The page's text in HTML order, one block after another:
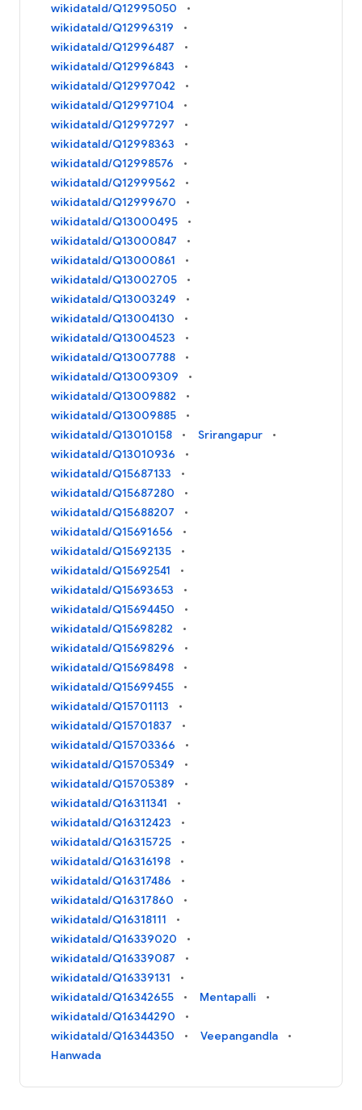
wikidataId/Q12995050
wikidataId/Q12996319
wikidataId/Q12996487
wikidataId/Q12996843
wikidataId/Q12997042
wikidataId/Q12997104
wikidataId/Q12997297
wikidataId/Q12998363
wikidataId/Q12998576
wikidataId/Q12999562
wikidataId/Q12999670
wikidataId/Q13000495
wikidataId/Q13000847
wikidataId/Q13000861
wikidataId/Q13002705
wikidataId/Q13003249
wikidataId/Q13004130
wikidataId/Q13004523
wikidataId/Q13007788
wikidataId/Q13009309
wikidataId/Q13009882
wikidataId/Q13009885
wikidataId/Q13010158
Srirangapur
wikidataId/Q13010936
wikidataId/Q15687133
wikidataId/Q15687280
wikidataId/Q15688207
wikidataId/Q15691656
wikidataId/Q15692135
wikidataId/Q15692541
wikidataId/Q15693653
wikidataId/Q15694450
wikidataId/Q15698282
wikidataId/Q15698296
wikidataId/Q15698498
wikidataId/Q15699455
wikidataId/Q15701113
wikidataId/Q15701837
wikidataId/Q15703366
wikidataId/Q15705349
wikidataId/Q15705389
wikidataId/Q16311341
wikidataId/Q16312423
wikidataId/Q16315725
wikidataId/Q16316198
wikidataId/Q16317486
wikidataId/Q16317860
wikidataId/Q16318111
wikidataId/Q16339020
wikidataId/Q16339087
wikidataId/Q16339131
wikidataId/Q16342655
Mentapalli
wikidataId/Q16344290
wikidataId/Q16344350
Veepangandla
Hanwada